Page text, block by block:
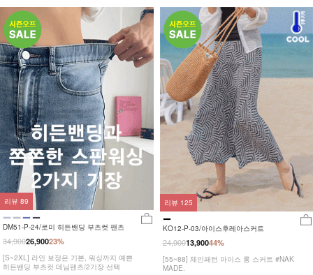
DM51-P-24/로미 히든밴딩 부츠컷 팬츠
23%
34,90026,900
[S~2XL] 라인 보정은 기본, 워싱까지 예쁜
히든밴딩 부츠컷 데님팬츠/2기장 선택
리뷰 89
KO12-P-03/아이스후레아스커트
44%
24,90013,900
[55~88] 체인패턴 아이스 롱 스커트 #NAK
MADE.
리뷰 125